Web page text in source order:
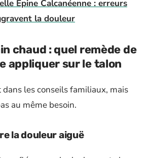
Épine Calcanéenne : erreurs
la douleur
chaud : quel remède de
appliquer sur le talon
les conseils familiaux, mais
au même besoin.
la douleur aiguë